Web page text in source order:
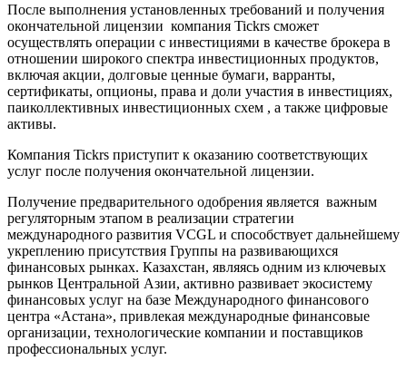
После выполнения установленных требований и получения
окончательной лицензии компания Tickrs сможет
осуществлять операции с инвестициями в качестве брокера в
отношении широкого спектра инвестиционных продуктов,
включая акции, долговые ценные бумаги, варранты,
сертификаты, опционы, права и доли участия в инвестициях,
паиколлективных инвестиционных схем , а также цифровые
активы.
Компания Tickrs приступит к оказанию соответствующих
услуг после получения окончательной лицензии.
Получение предварительного одобрения является важным
регуляторным этапом в реализации стратегии
международного развития VCGL и способствует дальнейшему
укреплению присутствия Группы на развивающихся
финансовых рынках. Казахстан, являясь одним из ключевых
рынков Центральной Азии, активно развивает экосистему
финансовых услуг на базе Международного финансового
центра «Астана», привлекая международные финансовые
организации, технологические компании и поставщиков
профессиональных услуг.